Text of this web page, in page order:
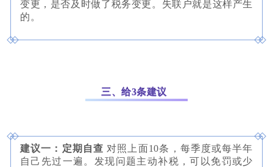
变更，是否及时做了税务变更。失联户就是这样产生
的。
三、给3条建议
建议一：定期自查 对照上面10条，每季度或每半年
自己先过一遍。发现问题主动补税，可以免罚或少